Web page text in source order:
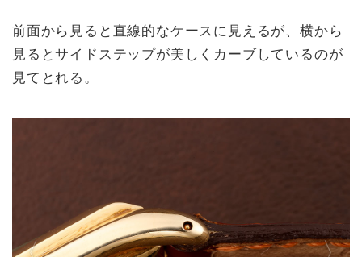
前面から見ると直線的なケースに見えるが、横から
見るとサイドステップが美しくカーブしているのが
見てとれる。